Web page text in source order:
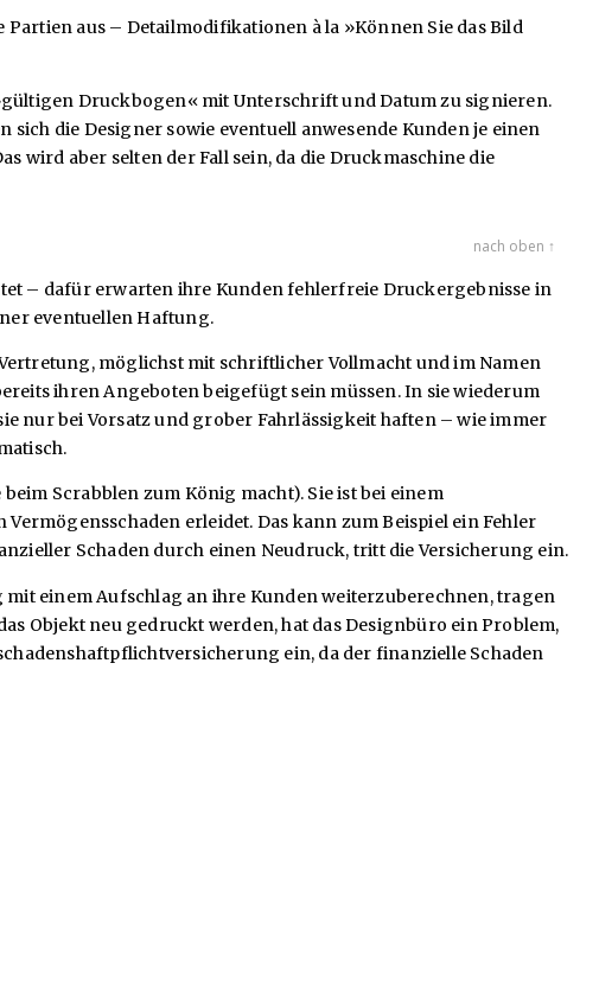
aus – Detailmodifikationen à la »Können Sie das Bild
Druckbogen« mit Unterschrift und Datum zu signieren.
die Designer sowie eventuell anwesende Kunden je einen
wird aber selten der Fall sein, da die Druckmaschine die
nach oben ↑
– dafür erwarten ihre Kunden fehlerfreie Druckergebnisse in
eventuellen Haftung.
möglichst mit schriftlicher Vollmacht und im Namen
ihren Angeboten beigefügt sein müssen. In sie wiederum
nur bei Vorsatz und grober Fahrlässigkeit haften – wie immer
beim Scrabblen zum König macht). Sie ist bei einem
erleidet. Das kann zum Beispiel ein Fehler
Schaden durch einen Neudruck, tritt die Versicherung ein.
einem Aufschlag an ihre Kunden weiterzuberechnen, tragen
Objekt neu gedruckt werden, hat das Designbüro ein Problem,
ein, da der finanzielle Schaden